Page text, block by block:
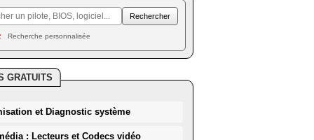
Recherche personnalisée
GRATUITS
et Diagnostic système
: Lecteurs et Codecs vidéo